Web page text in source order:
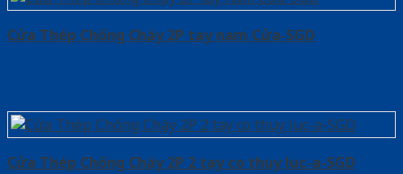
Cửa Thép Chống Cháy 2P tay nam Cửa-SGD
Cửa Thép Chống Cháy 2P 2 tay co thuy luc-a-SGD